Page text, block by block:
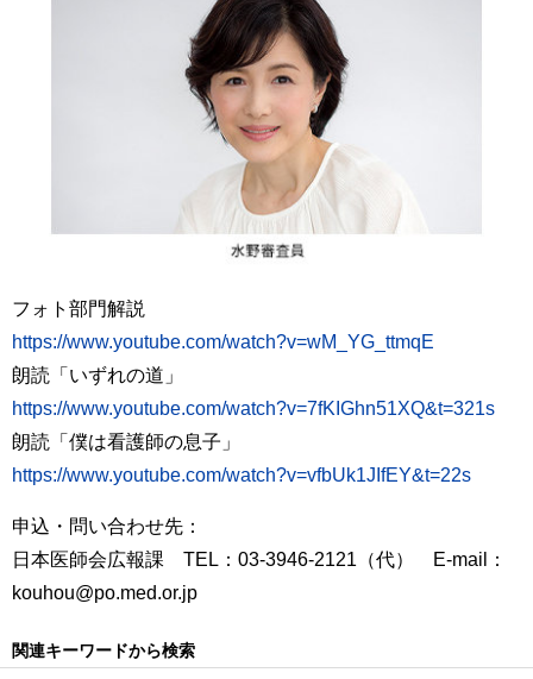
フォト部門解説
https://www.youtube.com/watch?v=wM_YG_ttmqE
朗読「いずれの道」
https://www.youtube.com/watch?v=7fKIGhn51XQ&t=321s
朗読「僕は看護師の息子」
https://www.youtube.com/watch?v=vfbUk1JIfEY&t=22s
申込・問い合わせ先：
日本医師会広報課 TEL：03-3946-2121（代） E-mail：
kouhou@po.med.or.jp
関連キーワードから検索